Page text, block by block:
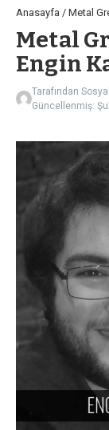
Anasayfa / Metal
Metal
Engin
Tarafından
Güncellenmiş: